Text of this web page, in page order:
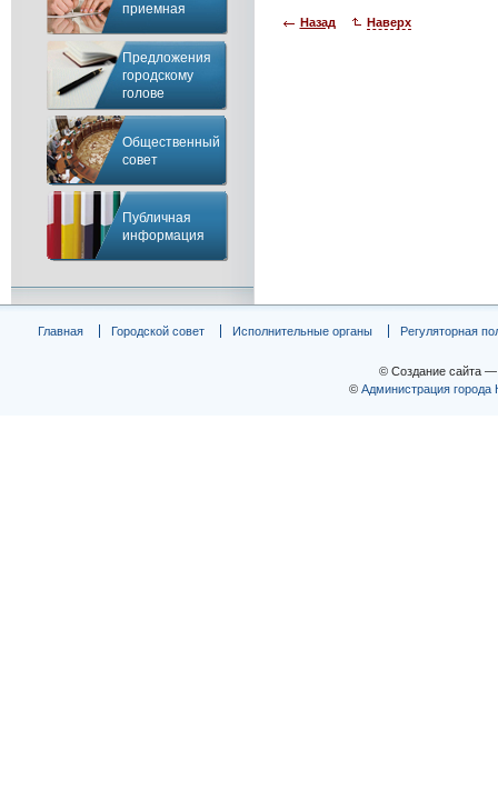
Назад Наверх
приемная
Предложения
городскому
голове
Общественный
совет
Публичная
информация
Главная Городской совет Исполнительные органы Регуляторная
© Создание сайта
© Администрация города